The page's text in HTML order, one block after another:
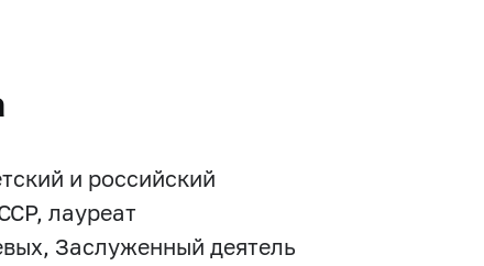
и российский
лауреат
Заслуженный деятель